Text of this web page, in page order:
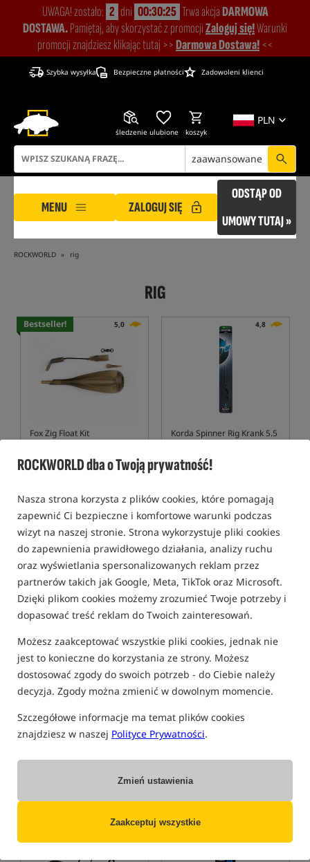
ROCKWORLD dba o Twoją prywatność!
Nasza strona korzysta z plików cookies, które pomagają
zapewnić Ci bezpieczne i komfortowe warunki podczas
wizyt na naszej stronie. Strona wykorzystuje pliki cookies
do zapewnienia prawidłowego działania, analizy ruchu
oraz wyświetlania spersonalizowanych reklam przez
partnerów takich jak Google, Meta, TikTok oraz Microsoft.
Dzięki plikom cookies możemy zrozumieć Twoje potrzeby i
dopasować treść reklam do Twoich zainteresowań.
Możesz zaakceptować wszystkie pliki cookies, jednak nie
jest to konieczne do korzystania ze strony. Możesz
dostosować zgody do swoich potrzeb - do Ciebie należy
decyzja. Zgody można zmienić w dowolnym momencie.
Szczegółowe informacje ma temat plików cookies
znajdziesz w naszej Polityce Prywatności.
Zmień ustawienia
Zaakceptuj wszystkie
UWAGA! zostało: 2 dni 00:30:25 Trwa akcjaDARMOWA
DOSTAWA.Pamiętaj, aby skorzystać z promocjiZaloguj się!Warunki
promocji znajdziesz klikając tutaj >>Darmowa Dostawa! <<
Szybka wysyłka Bezpieczne płatności Zadowoleni klienci
PLN
śledzenie ulubione koszyk
zaawansowane
MENU ZALOGUJ SIĘ
ODSTĄP OD
UMOWY TUTAJ »
ROCKWORLD rig
RIG
Bestseller! 5,0
Fox Zig Float Kit
53,99
58,49
Min. cena z 30 dni przed
obniżką: 53.99
BRAK TOWARU
4,8
Korda Spinner Rig Krank 5.5
BOOM
15,99
otrzymujesz0,14 pkt
KUP
Bestseller!
One More Cast Rig Ready V2
106,99PLN
Promocja
Nash Slip D Rig
12,99
Min. cena z 30 dni przed
Bestseller!